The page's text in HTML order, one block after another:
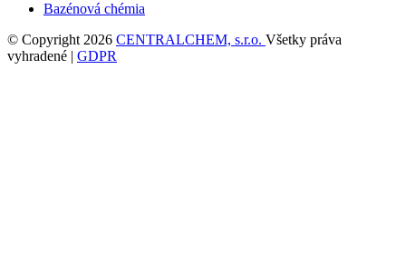
Bazénová chémia
© Copyright 2026 CENTRALCHEM, s.r.o. Všetky práva
vyhradené | GDPR